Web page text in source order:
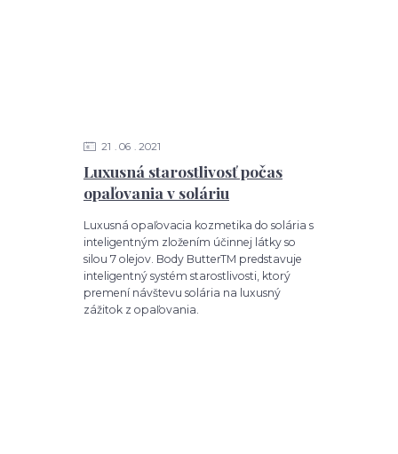
Luxusná starostlivosť počas
opaľovania v soláriu
21 06 2021
Luxusná opaľovacia kozmetika do solária s
inteligentným zložením účinnej látky so
silou 7 olejov. Body ButterTM predstavuje
inteligentný systém starostlivosti, ktorý
premení návštevu solária na luxusný
zážitok z opaľovania.